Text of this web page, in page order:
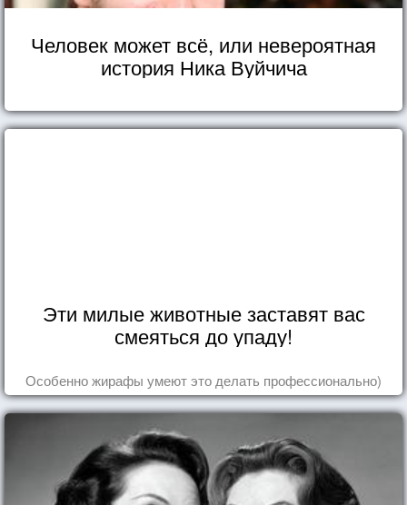
Человек может всё, или невероятная
история Ника Вуйчича
Эти милые животные заставят вас
смеяться до упаду!
Особенно жирафы умеют это делать профессионально)